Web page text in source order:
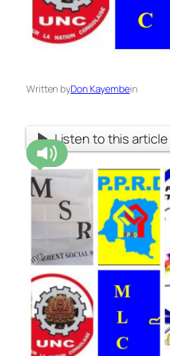
Written byDon Kayembein
Listen to this article